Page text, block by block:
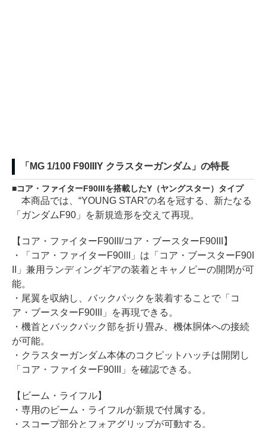
「MG 1/100 F90IIIY クラスターガンダム」の特長
コア・ファイターF90IIIを搭載したY（ヤングスター）タイプ
本商品では、“YOUNG STAR”の名を冠する、新たなる
「ガンダムF90」を新規造形を交えて再現。
【コア・ファイターF90III/コア・ブースターF90III】
・「コア・ファイターF90III」は「コア・ブースターF90I
II」兼用ランディングギアの装着とキャノピーの開閉が可
能。
・尾翼を収納し、バックパックを装着することで「コ
ア・ブースターF90III」を再現できる。
・機首とバックパック部を折り畳み、機体胴体への接続
が可能。
・クラスターガンダム本体のコクピットハッチは開閉し
「コア・ファイターF90III」を確認できる。
【ビーム・ライフル】
・専用のビーム・ライフルが新規で付属する。
・スコープ部分とフォアグリップが可動する。